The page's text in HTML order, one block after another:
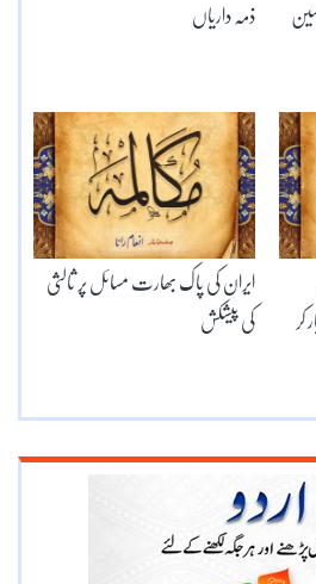
ذمہ داریاں
ایران کی پاک بھارت مسائل پر ثالثی
کی پیشکش کر